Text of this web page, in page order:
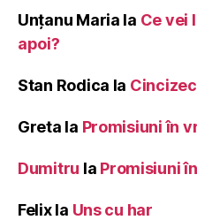
Unțanu Maria la Ce vei
apoi?
Stan Rodica la
Greta la Promisiuni în
Dumitru la Promisiuni
Felixla Uns cu har